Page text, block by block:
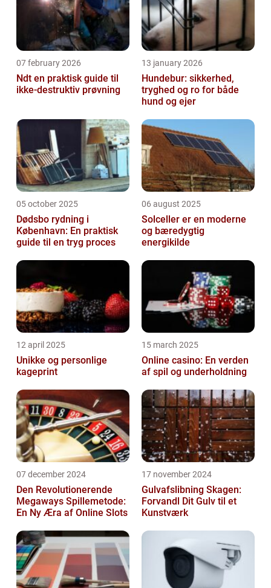
07 february 2026
Ndt en praktisk guide til
ikke-destruktiv prøvning
13 january 2026
Hundebur: sikkerhed,
tryghed og ro for både
hund og ejer
05 october 2025
Dødsbo rydning i
København: En praktisk
guide til en tryg proces
06 august 2025
Solceller er en moderne
og bæredygtig
energikilde
12 april 2025
Unikke og personlige
kageprint
15 march 2025
Online casino: En verden
af spil og underholdning
07 december 2024
Den Revolutionerende
Megaways Spillemetode:
En Ny Æra af Online Slots
17 november 2024
Gulvafslibning Skagen:
Forvandl Dit Gulv til et
Kunstværk